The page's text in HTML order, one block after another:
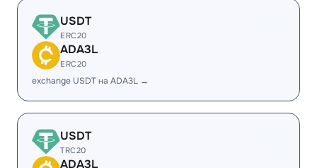
USDT
ERC20
ADA3L
ERC20
exchange USDT на ADA3L →
USDT
TRC20
ADA3L